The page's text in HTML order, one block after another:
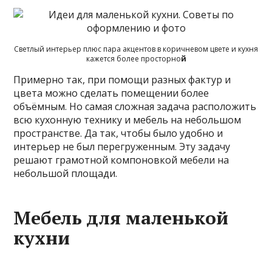
Светлый интерьер плюс пара акцентов в коричневом цвете и кухня
кажется более просторной
Примерно так, при помощи разных фактур и
цвета можно сделать помещении более
объёмным. Но самая сложная задача расположить
всю кухонную технику и мебель на небольшом
пространстве. Да так, чтобы было удобно и
интерьер не был перегруженным. Эту задачу
решают грамотной компоновкой мебели на
небольшой площади.
Мебель для маленькой
кухни